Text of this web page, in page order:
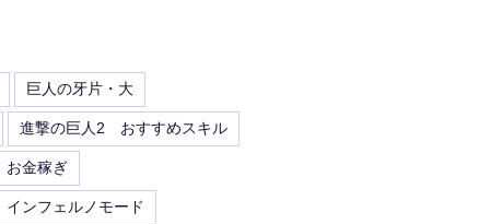
巨人の牙片・大
進撃の巨人2 おすすめスキル
金稼ぎ
ンフェルノモード